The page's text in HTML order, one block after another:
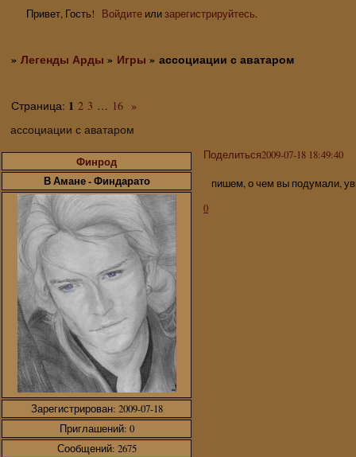
Привет, Гость! Войдите илизарегистрируйтесь.
»Легенды Арды » Игры »ассоциации с аватаром
ассоциации с аватаром
Страница: 1 2 3 … 16 »
Поделиться2009-07-18 18:49:40
Финрод
В Амане - Финдарато
Зарегистрирован: 2009-07-18
Приглашений: 0
Сообщений: 2675
пишем, о чем вы подумали,
0